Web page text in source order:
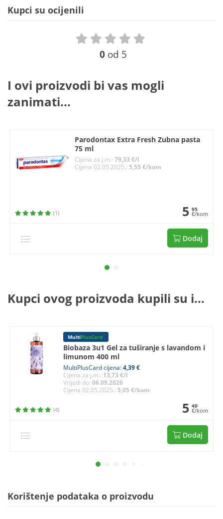
Kupci su ocijenili
0 od 5
I ovi proizvodi bi vas mogli
zanimati...
Parodontax Extra Fresh Zubna pasta
75 ml
Cijena za j.m.: 79,33 €/l
Cijena 02.05.2025.: 5,55 €/kom
(1) 5 95
€/kom
Dodaj
Kupci ovog proizvoda kupili su i...
MultiPlusCard
Biobaza 3u1 Gel za tuširanje s lavandom i
limunom 400 ml
MultiPlusCard cijena:4,39 €
Cijena za j.m.: 13,73 €/l
Vrijedi do: 06.09.2026
Cijena 02.05.2025.: 5,05 €/kom
(4) 5 49
€/kom
Dodaj
Korištenje podataka o proizvodu